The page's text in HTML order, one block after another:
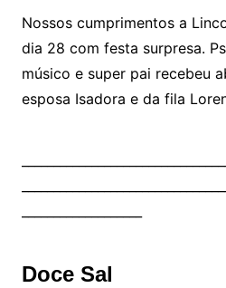
Nossos cumprimentos a
dia 28 com festa surpresa.
músico e super pai recebeu
esposa Isadora e da fila
Doce Sal